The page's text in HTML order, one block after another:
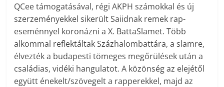
QCee támogatásával, régi AKPH számokkal és új
szerzeményekkel sikerült Saiidnak remek rap-
eseménnyel koronázni a X. BattaSlamet. Több
alkommal reflektáltak Százhalombattára, a slamre,
élvezték a budapesti tömeges megőrülések után a
családias, vidéki hangulatot. A közönség az elejétől
együtt énekelt/szövegelt a rapperekkel, majd az